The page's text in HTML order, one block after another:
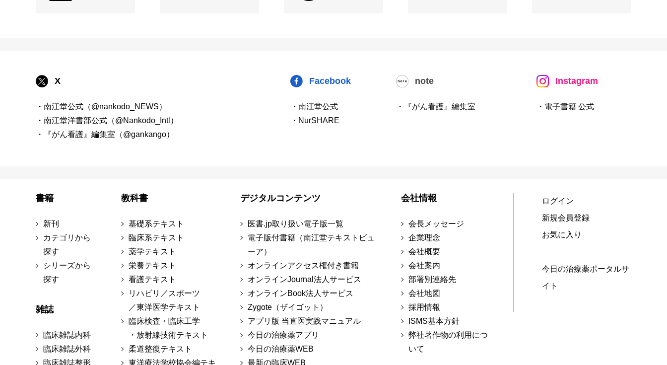
X
・南江堂公式（@nankodo_NEWS）
・南江堂洋書部公式（@Nankodo_Intl）
・『がん看護』編集室（@gankango）
Facebook
・南江堂公式
・NurSHARE
note
・『がん看護』編集室
Instagram
・電子書籍 公式
書籍
新刊
カテゴリから
探す
シリーズから
探す
雑誌
臨床雑誌内科
臨床雑誌外科
臨床雑誌整形
教科書
基礎系テキスト
臨床系テキスト
薬学テキスト
栄養テキスト
看護テキスト
リハビリ／スポーツ
／東洋医学テキスト
臨床検査・臨床工学
・放射線技術テキスト
柔道整復テキスト
東洋療法学校協会編テキ
デジタルコンテンツ
医書.jp取り扱い電子版一覧
電子版付書籍（南江堂テキストビュ
ーア）
オンラインアクセス権付き書籍
オンラインJournal法人サービス
オンラインBook法人サービス
Zygote（ザイゴット）
アプリ版 当直医実践マニュアル
今日の治療薬アプリ
今日の治療薬WEB
最新の臨床WEB
会社情報
会長メッセージ
企業理念
会社概要
会社案内
部署別連絡先
会社地図
採用情報
ISMS基本方針
弊社著作物の利用につ
いて
ログイン
新規会員登録
お気に入り
今日の治療薬ポータルサ
イト